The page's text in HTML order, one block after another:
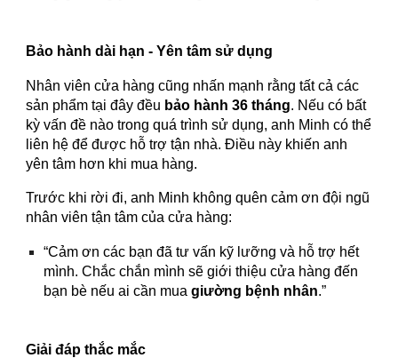
Bảo hành dài hạn - Yên tâm sử dụng
Nhân viên cửa hàng cũng nhấn mạnh rằng tất cả các
sản phẩm tại đây đều bảo hành 36 tháng. Nếu có bất
kỳ vấn đề nào trong quá trình sử dụng, anh Minh có thể
liên hệ để được hỗ trợ tận nhà. Điều này khiến anh
yên tâm hơn khi mua hàng.
Trước khi rời đi, anh Minh không quên cảm ơn đội ngũ
nhân viên tận tâm của cửa hàng:
“Cảm ơn các bạn đã tư vấn kỹ lưỡng và hỗ trợ hết
mình. Chắc chắn mình sẽ giới thiệu cửa hàng đến
bạn bè nếu ai cần muagiường bệnh nhân.”
Giải đáp thắc mắc